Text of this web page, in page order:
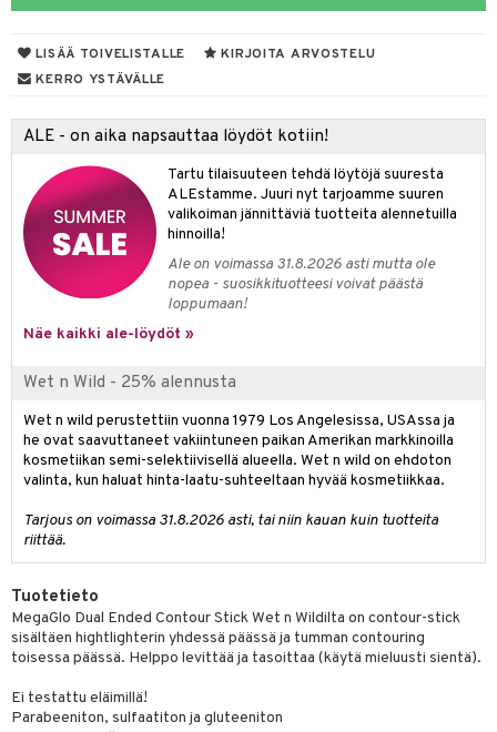
LISÄÄ TOIVELISTALLE
KIRJOITA ARVOSTELU
KERRO YSTÄVÄLLE
ALE - on aika napsauttaa löydöt kotiin!
Tartu tilaisuuteen tehdä löytöjä suuresta
ALEstamme. Juuri nyt tarjoamme suuren
valikoiman jännittäviä tuotteita alennetuilla
hinnoilla!
Ale on voimassa 31.8.2026 asti mutta ole
nopea - suosikkituotteesi voivat päästä
loppumaan!
Näe kaikki ale-löydöt »
Wet n Wild - 25% alennusta
Wet n wild perustettiin vuonna 1979 Los Angelesissa, USAssa ja
he ovat saavuttaneet vakiintuneen paikan Amerikan markkinoilla
kosmetiikan semi-selektiivisellä alueella. Wet n wild on ehdoton
valinta, kun haluat hinta-laatu-suhteeltaan hyvää kosmetiikkaa.
Tarjous on voimassa 31.8.2026 asti, tai niin kauan kuin tuotteita
riittää.
Tuotetieto
MegaGlo Dual Ended Contour Stick Wet n Wildilta on contour-stick
sisältäen hightlighterin yhdessä päässä ja tumman contouring
toisessa päässä. Helppo levittää ja tasoittaa (käytä mieluusti sientä).
Ei testattu eläimillä!
Parabeeniton, sulfaatiton ja gluteeniton
&
Lapset
Set
tuotteet
hoito
poisto
hoito
& saippuat
tuotteet
& Viikset
shave balm
shave lotion
de cologne
de toilette
tuotteet
poisto
hoito
& saippuat
1: Puhdistus
3: Kosteutus
Huulten Hoito
Happy
Happy For Men
Miehille
& vastauksia